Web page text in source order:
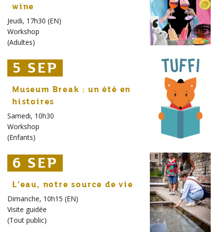
wine
Jeudi, 17h30 (EN)
Workshop
(Adultes)
5 SEP
5 SEP
5 SEP
Museum Break : un été en
histoires
Samedi, 10h30
Workshop
(Enfants)
6 SEP
6 SEP
6 SEP
L’eau, notre source de vie
Dimanche, 10h15 (EN)
Visite guidée
(Tout public)